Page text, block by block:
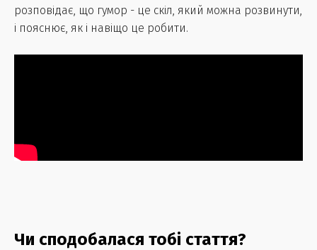
розповідає, що гумор - це скіл, який можна розвинути,
і пояснює, як і навіщо це робити.
Чи сподобалася тобі стаття?